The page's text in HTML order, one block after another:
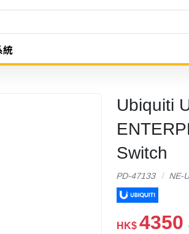
統
Ubiquiti
Switch
PD-47133 NE-
HK$ 4350